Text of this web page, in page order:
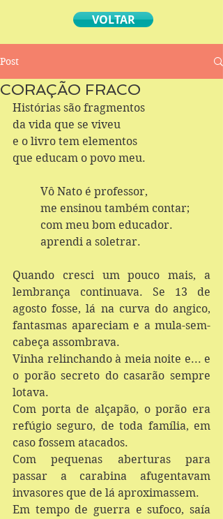
VOLTAR
Post
CORAÇÃO FRACO
Histórias são fragmentos
da vida que se viveu
e o livro tem elementos
que educam o povo meu.
	Vô Nato é professor,
	me ensinou também contar;
	com meu bom educador.
	aprendi a soletrar.
Quando cresci um pouco mais, a
lembrança continuava. Se 13 de
agosto fosse, lá na curva do angico,
fantasmas apareciam e a mula-sem-
cabeça assombrava.
Vinha relinchando à meia noite e... e
o porão secreto do casarão sempre
lotava.
Com porta de alçapão, o porão era
refúgio seguro, de toda família, em
caso fossem atacados.
Com pequenas aberturas para
passar a carabina afugentavam
invasores que de lá aproximassem.
Em tempo de guerra e sufoco, saía